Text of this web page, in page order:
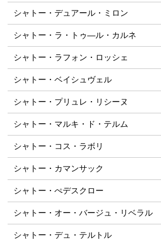
シャトー・デュアール・ミロン
シャトー・ラ・トゥ―ル・カルネ
シャトー・ラフォン・ロッシェ
シャトー・ベイシュヴェル
シャトー・プリュレ・リシーヌ
シャトー・マルキ・ド・テルム
シャトー・コス・ラボリ
シャトー・カマンサック
シャトー・ぺデスクロー
シャトー・オー・バージュ・リベラル
シャトー・デュ・テルトル